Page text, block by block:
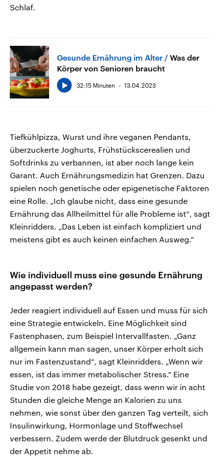
Schlaf.
Gesunde Ernährung im Alter
Was der
Körper von Senioren braucht
32:15 Minuten 13.04.2023
Tiefkühlpizza, Wurst und ihre veganen Pendants,
überzuckerte Joghurts, Frühstückscerealien und
Softdrinks zu verbannen, ist aber noch lange kein
Garant. Auch Ernährungsmedizin hat Grenzen. Dazu
spielen noch genetische oder epigenetische Faktoren
eine Rolle. „Ich glaube nicht, dass eine gesunde
Ernährung das Allheilmittel für alle Probleme ist“, sagt
Kleinridders. „Das Leben ist einfach kompliziert und
meistens gibt es auch keinen einfachen Ausweg.“
Wie individuell muss eine gesunde Ernährung
angepasst werden?
Jeder reagiert individuell auf Essen und muss für sich
eine Strategie entwickeln. Eine Möglichkeit sind
Fastenphasen, zum Beispiel Intervallfasten. „Ganz
allgemein kann man sagen, unser Körper erholt sich
nur im Fastenzustand“, sagt Kleinridders. „Wenn wir
essen, ist das immer metabolischer Stress.“ Eine
Studie von 2018 habe gezeigt, dass wenn wir in acht
Stunden die gleiche Menge an Kalorien zu uns
nehmen, wie sonst über den ganzen Tag verteilt, sich
Insulinwirkung, Hormonlage und Stoffwechsel
verbessern. Zudem werde der Blutdruck gesenkt und
der Appetit nehme ab.